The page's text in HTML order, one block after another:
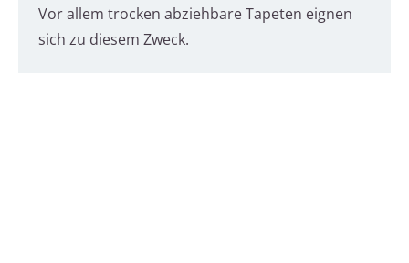
Vor allem trocken abziehbare Tapeten eignen
sich zu diesem Zweck.